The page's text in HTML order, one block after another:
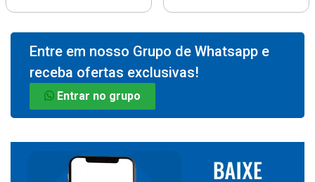
Entre em nosso Grupo de Whatsapp e
receba ofertas exclusivas!
Entrar no grupo